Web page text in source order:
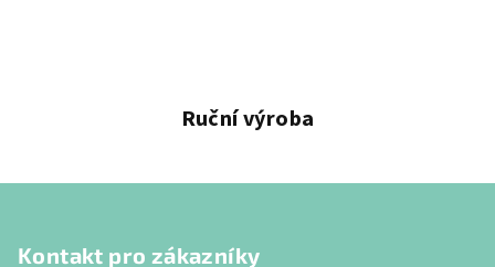
Ruční výroba
Kontakt pro zákazníky